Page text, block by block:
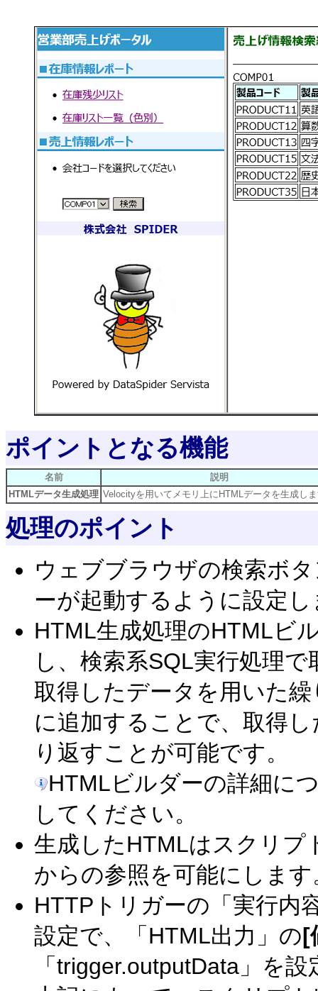
ポイントとなる機能
名前
説明
HTMLデータ生成処理 Velocityを用いてメモリ上にHTMLデータを生成し
処理のポイント
ウェブブラウザの検索ボ
ーが起動するように設定
HTML生成処理のHTMLビ
し、検索系SQL実行処理
取得したデータを用いた
に追加することで、取得
り返すことが可能です。
HTMLビルダーの詳細に
してください。
生成したHTMLはスクリプ
からの参照を可能にします
HTTPトリガーの「実行内
設定で、「HTML出力」の[
「trigger.outputData」を